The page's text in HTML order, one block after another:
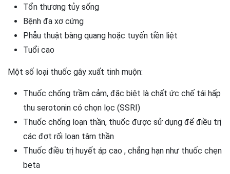
Tổn thương tủy sống
Bệnh đa xơ cứng
Phẫu thuật bàng quang hoặc tuyến tiền liệt
Tuổi cao
Một số loại thuốc gây xuất tinh muộn:
Thuốc chống trầm cảm, đặc biệt là chất ức chế tái hấp
thu serotonin có chọn lọc (SSRI)
Thuốc chống loạn thần, thuốc được sử dụng để điều trị
các đợt rối loạn tâm thần
Thuốc điều trị huyết áp cao , chẳng hạn như thuốc chẹn
beta